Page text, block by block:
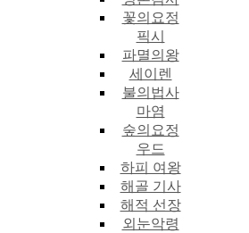
꽃의요정
픽시
파멸의왕
세이렌
불의법사
마염
숲의요정
우드
하피 여왕
해골 기사
해적 선장
외눈악령